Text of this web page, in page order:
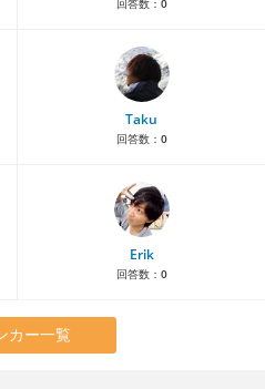
回答数： 0
Taku
回答数： 0
Erik
回答数： 0
カー一覧